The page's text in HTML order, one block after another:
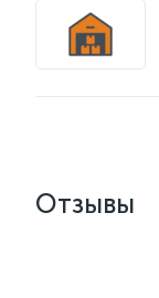
Отзывы